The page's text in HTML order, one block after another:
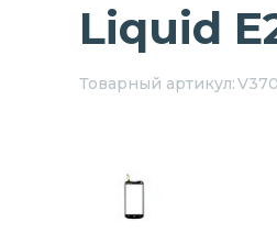
Liquid
Товарный артикул:V370